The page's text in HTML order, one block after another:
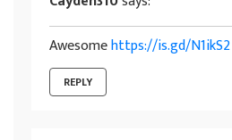
Awesomehttps://is.gd/N1ikS2
REPLY